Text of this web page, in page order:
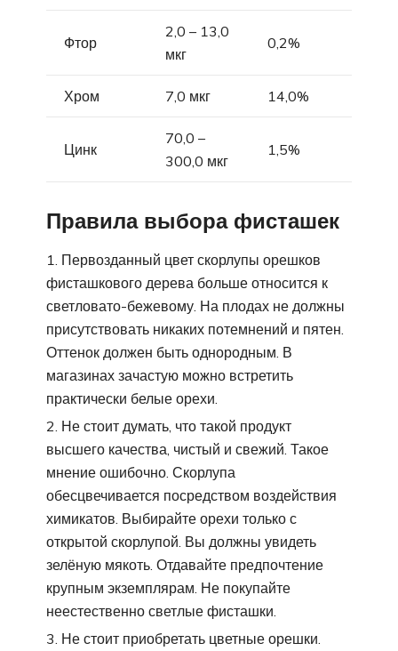
Фтор
2,0 – 13,0
мкг
0,2%
Хром 7,0 мкг 14,0%
Цинк
70,0 –
300,0 мкг
1,5%
Правила выбора фисташек
Первозданный цвет скорлупы орешков
фисташкового дерева больше относится к
светловато-бежевому. На плодах не должны
присутствовать никаких потемнений и пятен.
Оттенок должен быть однородным. В
магазинах зачастую можно встретить
практически белые орехи.
Не стоит думать, что такой продукт
высшего качества, чистый и свежий. Такое
мнение ошибочно. Скорлупа
обесцвечивается посредством воздействия
химикатов. Выбирайте орехи только с
открытой скорлупой. Вы должны увидеть
зелёную мякоть. Отдавайте предпочтение
крупным экземплярам. Не покупайте
неестественно светлые фисташки.
Не стоит приобретать цветные орешки.